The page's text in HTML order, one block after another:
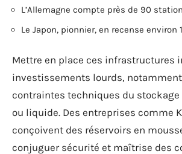
L’Allemagne compte près de 90
Le Japon, pionnier, en recense environ
Mettre en place ces infrastructures
investissements lourds, notamment
contraintes techniques du stockage
ou liquide. Des entreprises comme
conçoivent des réservoirs en
conjuguer sécurité et maîtrise des